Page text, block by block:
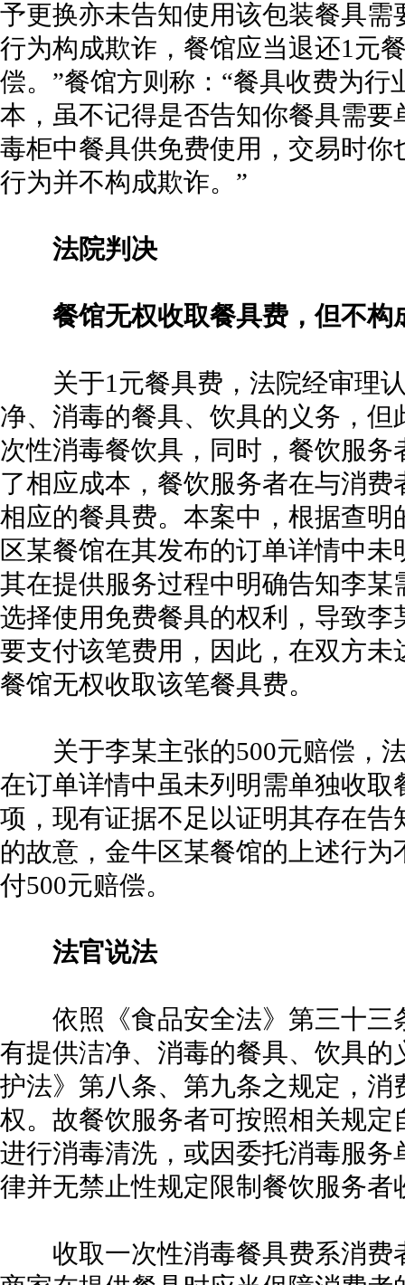
予更换亦未告知使用该包装餐具
行为构成欺诈，餐馆应当退还1元
偿。”餐馆方则称：“餐具收费为
本，虽不记得是否告知你餐具需
毒柜中餐具供免费使用，交易时
行为并不构成欺诈。”
法院判决
餐馆无权收取餐具费，但不构
关于1元餐具费，法院经审理认
净、消毒的餐具、饮具的义务，
次性消毒餐饮具，同时，餐饮服
了相应成本，餐饮服务者在与消
相应的餐具费。本案中，根据查
区某餐馆在其发布的订单详情中
其在提供服务过程中明确告知李
选择使用免费餐具的权利，导致
要支付该笔费用，因此，在双方
餐馆无权收取该笔餐具费。
关于李某主张的500元赔偿，法
在订单详情中虽未列明需单独收
项，现有证据不足以证明其存在
的故意，金牛区某餐馆的上述行
付500元赔偿。
法官说法
依照《食品安全法》第三十三
有提供洁净、消毒的餐具、饮具
护法》第八条、第九条之规定，
权。故餐饮服务者可按照相关规
进行消毒清洗，或因委托消毒服
律并无禁止性规定限制餐饮服务
收取一次性消毒餐具费系消费